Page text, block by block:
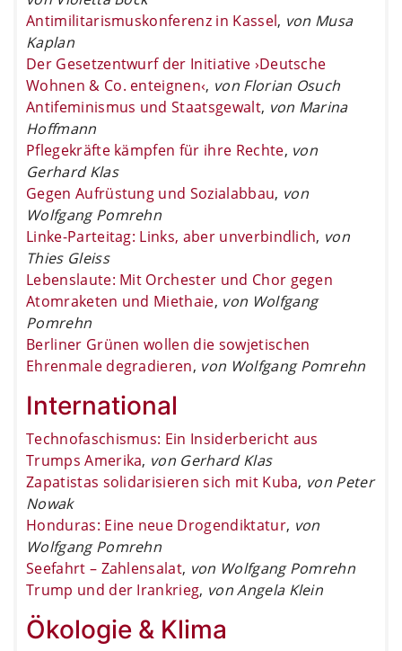
Antimilitarismuskonferenz in Kassel, von Musa
Kaplan
Der Gesetzentwurf der Initiative ›Deutsche
Wohnen & Co. enteignen‹, von Florian Osuch
Antifeminismus und Staatsgewalt, von Marina
Hoffmann
Pflegekräfte kämpfen für ihre Rechte, von
Gerhard Klas
Gegen Aufrüstung und Sozialabbau, von
Wolfgang Pomrehn
Linke-Parteitag: Links, aber unverbindlich, von
Thies Gleiss
Lebenslaute: Mit Orchester und Chor gegen
Atomraketen und Miethaie, von Wolfgang
Pomrehn
Berliner Grünen wollen die sowjetischen
Ehrenmale degradieren, von Wolfgang Pomrehn
International
Technofaschismus: Ein Insiderbericht aus
Trumps Amerika, von Gerhard Klas
Zapatistas solidarisieren sich mit Kuba, von Peter
Nowak
Honduras: Eine neue Drogendiktatur, von
Wolfgang Pomrehn
Seefahrt – Zahlensalat, von Wolfgang Pomrehn
Trump und der Irankrieg, von Angela Klein
Ökologie & Klima